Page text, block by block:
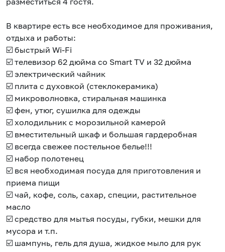
В квартире есть все необходимое для проживания,
отдыха и работы:
☑️ быстрый Wi-Fi
☑️ телевизор 62 дюйма со Smаrt ТV и 32 дюйма
☑️ электрический чайник
☑️ плита с духовкой (стеклокерамика)
☑️ микроволновка, стиральная машинка
☑️ фен, утюг, сушилка для одежды
☑️ холодильник с морозильной камерой
☑️ вместительный шкаф и большая гардеробная
☑️ всегда свежее постельное белье!!!
☑️ набор полотенец
☑️ вся необходимая посуда для приготовления и
приема пищи
☑️ чай, кофе, соль, сахар, специи, растительное
масло
☑️ средство для мытья посуды, губки, мешки для
мусора и т.п.
☑️ шампунь, гель для душа, жидкое мыло для рук